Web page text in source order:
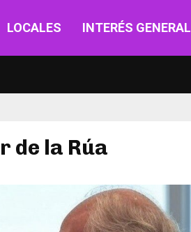
LOCALES INTERÉS GENERAL
de la Rúa